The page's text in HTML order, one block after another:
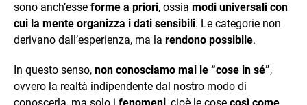
sono anch’esse forme a priori, ossia modi universali con
cui la mente organizza i dati sensibili. Le categorie non
derivano dall’esperienza, ma la rendono possibile.
In questo senso, non conosciamo mai le “cose in sé”,
ovvero la realtà indipendente dal nostro modo di